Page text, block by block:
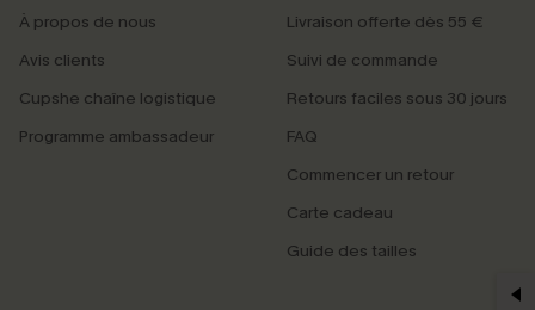
À propos de nous
Avis clients
Cupshe chaîne logistique
Programme ambassadeur
Livraison offerte dès 55 €
Suivi de commande
Retours faciles sous 30 jours
FAQ
Commencer un retour
Carte cadeau
Guide des tailles
PROFITEZ DE -15%